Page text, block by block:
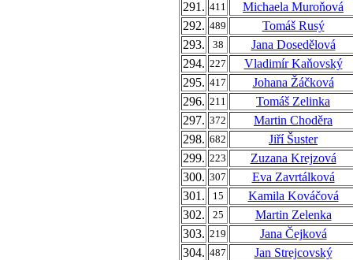
291. 411
Michaela Muroňová
292. 489
Tomáš Rusý
293.
38
Jana Dosedělová
294. 227
Vladimír Kaňovský
295. 417
Johana Žáčková
296. 211
Tomáš Zelinka
297. 372
Martin Choděra
298. 682
Jiří Šuster
299. 223
Zuzana Krejzová
300. 307
Eva Zavrtálková
301.
15
Kamila Kováčová
302.
25
Martin Zelenka
303. 219
Jana Čejková
304. 487
Jan Strejcovský